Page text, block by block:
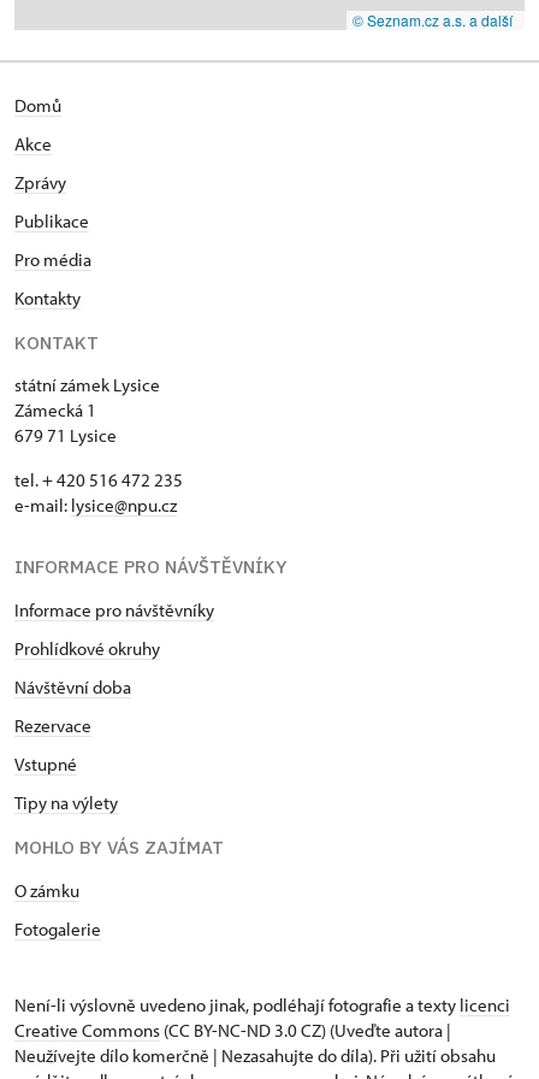
© Seznam.cz a.s. a další
Domů
Akce
Zprávy
Publikace
Pro média
Kontakty
KONTAKT
státní zámek Lysice
Zámecká 1
679 71 Lysice
tel. + 420 516 472 235
e-mail: ​lysice@npu.cz
INFORMACE PRO NÁVŠTĚVNÍKY
Informace pro návštěvníky
Prohlídkové okruhy
Návštěvní doba
Rezervace
Vstupné
Tipy na výlety
MOHLO BY VÁS ZAJÍMAT
O zámku
Fotogalerie
Není-li výslovně uvedeno jinak, podléhají fotografie a texty licenci
Creative Commons (CC BY-NC-ND 3.0 CZ) (Uveďte autora |
Neužívejte dílo komerčně | Nezasahujte do díla). Při užití obsahu